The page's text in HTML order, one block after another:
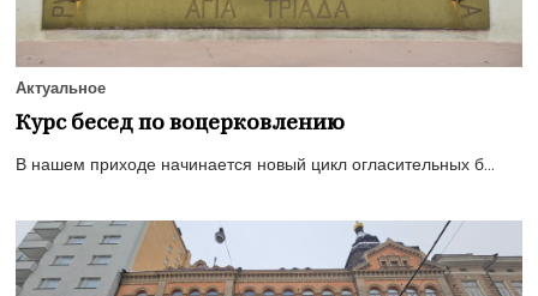
Актуальное
Курс бесед по воцерковлению
В нашем приходе начинается новый цикл огласительных б...